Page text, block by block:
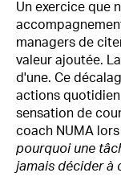
Un exercice que
managers de
valeur ajoutée.
d'une. Ce
actions
sensation de
coach NUMA
pourquoi une
jamais décider à